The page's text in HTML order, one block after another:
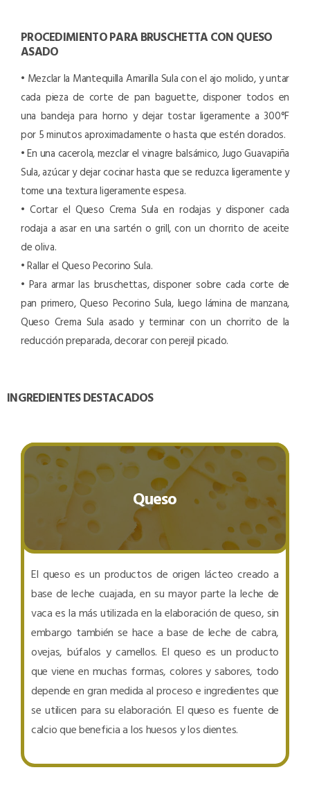
PROCEDIMIENTO PARA BRUSCHETTA CON QUESO
ASADO
• Mezclar la Mantequilla Amarilla Sula con el ajo molido, y untar
cada pieza de corte de pan baguette, disponer todos en
una bandeja para horno y dejar tostar ligeramente a 300°F
por 5 minutos aproximadamente o hasta que estén dorados.
• En una cacerola, mezclar el vinagre balsámico, Jugo Guavapiña
Sula, azúcar y dejar cocinar hasta que se reduzca ligeramente y
tome una textura ligeramente espesa.
• Cortar el Queso Crema Sula en rodajas y disponer cada
rodaja a asar en una sartén o grill, con un chorrito de aceite
de oliva.
• Rallar el Queso Pecorino Sula.
• Para armar las bruschettas, disponer sobre cada corte de
pan primero, Queso Pecorino Sula, luego lámina de manzana,
Queso Crema Sula asado y terminar con un chorrito de la
reducción preparada, decorar con perejil picado.
INGREDIENTES DESTACADOS
Queso
El queso es un productos de origen lácteo creado a
base de leche cuajada, en su mayor parte la leche de
vaca es la más utilizada en la elaboración de queso, sin
embargo también se hace a base de leche de cabra,
ovejas, búfalos y camellos. El queso es un producto
que viene en muchas formas, colores y sabores, todo
depende en gran medida al proceso e ingredientes que
se utilicen para su elaboración. El queso es fuente de
calcio que beneficia a los huesos y los dientes.